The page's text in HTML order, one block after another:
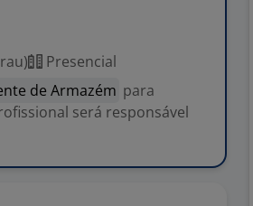
Presencial
de Armazém para
será responsável